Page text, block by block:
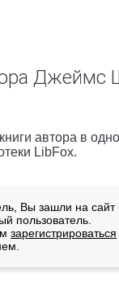
Джеймс
автора в
LibFox.
Вы зашли на сайт
пользователь.
зарегистрироваться